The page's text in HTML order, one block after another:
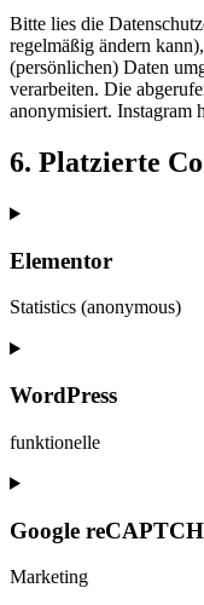
Bitte lies die
regelmäßig ändern
(persönlichen) Daten
verarbeiten. Die
anonymisiert. Instagram
6. Platzierte
Elementor
Statistics (anonymous)
Consent
service
WordPress
funktionelle
Consent
service
wordpress
Google
Marketing